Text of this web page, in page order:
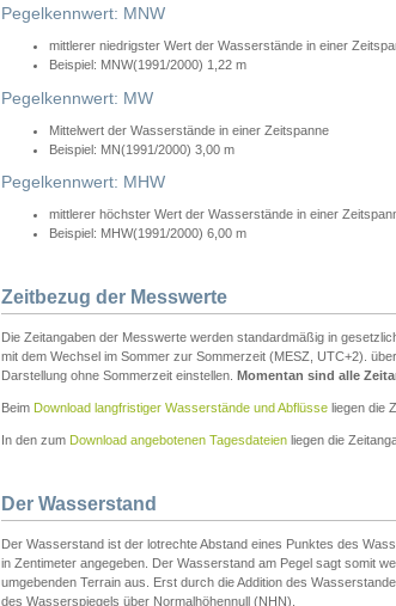
Pegelkennwert: MNW
mittlerer niedrigster Wert der Wasserstände in einer
Beispiel: MNW(1991/2000) 1,22 m
Pegelkennwert: MW
Mittelwert der Wasserstände in einer Zeitspanne
Beispiel: MN(1991/2000) 3,00 m
Pegelkennwert: MHW
mittlerer höchster Wert der Wasserstände in einer
Beispiel: MHW(1991/2000) 6,00 m
Zeitbezug der Messwerte
Die Zeitangaben der Messwerte werden standardmäßig in
mit dem Wechsel im Sommer zur Sommerzeit (MESZ, UTC+2).
Darstellung ohne Sommerzeit einstellen. Momentan sind alle
Beim Download langfristiger Wasserstände und Abflüsse liegen die
In den zum Download angebotenen Tagesdateien liegen die
Der Wasserstand
Der Wasserstand ist der lotrechte Abstand eines Punktes des
in Zentimeter angegeben. Der Wasserstand am Pegel sagt somit
umgebenden Terrain aus. Erst durch die Addition des
des Wasserspiegels über Normalhöhennull (NHN).